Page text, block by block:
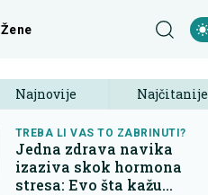
Žene
Najnovije Najčitanije
TREBA LI VAS TO ZABRINUTI?
Jedna zdrava navika
izaziva skok hormona
stresa: Evo šta kažu